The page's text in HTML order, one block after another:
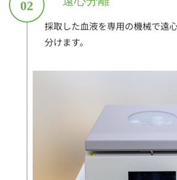
02
採取した血液を専用の機械で遠
分けます。